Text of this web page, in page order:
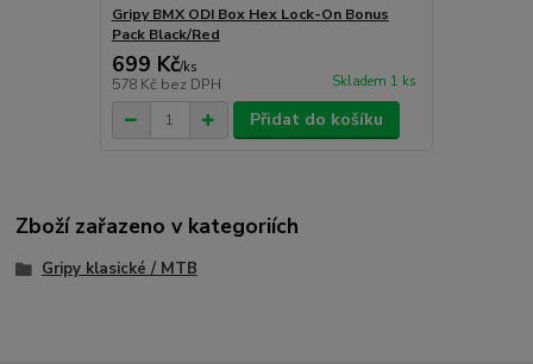
Gripy BMX ODI Box Hex Lock-On Bonus
Pack Black/Red
699 Kč/ks
578 Kč bez DPH Skladem 1 ks
Přidat do košíku
Zboží zařazeno v kategoriích
Gripy klasické / MTB